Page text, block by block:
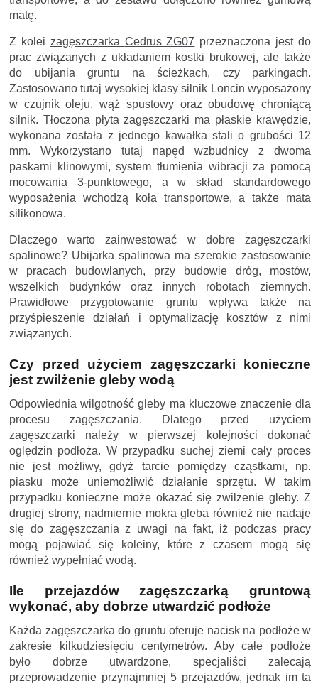
matę.
Z kolei zagęszczarka Cedrus ZG07 przeznaczona jest do
prac związanych z układaniem kostki brukowej, ale także
do ubijania gruntu na ścieżkach, czy parkingach.
Zastosowano tutaj wysokiej klasy silnik Loncin wyposażony
w czujnik oleju, wąż spustowy oraz obudowę chroniącą
silnik. Tłoczona płyta zagęszczarki ma płaskie krawędzie,
wykonana została z jednego kawałka stali o grubości 12
mm. Wykorzystano tutaj napęd wzbudnicy z dwoma
paskami klinowymi, system tłumienia wibracji za pomocą
mocowania 3-punktowego, a w skład standardowego
wyposażenia wchodzą koła transportowe, a także mata
silikonowa.
Dlaczego warto zainwestować w dobre zagęszczarki
spalinowe? Ubijarka spalinowa ma szerokie zastosowanie
w pracach budowlanych, przy budowie dróg, mostów,
wszelkich budynków oraz innych robotach ziemnych.
Prawidłowe przygotowanie gruntu wpływa także na
przyśpieszenie działań i optymalizację kosztów z nimi
związanych.
Czy przed użyciem zagęszczarki konieczne
jest zwilżenie gleby wodą
Odpowiednia wilgotność gleby ma kluczowe znaczenie dla
procesu zagęszczania. Dlatego przed użyciem
zagęszczarki należy w pierwszej kolejności dokonać
oględzin podłoża. W przypadku suchej ziemi cały proces
nie jest możliwy, gdyż tarcie pomiędzy cząstkami, np.
piasku może uniemożliwić działanie sprzętu. W takim
przypadku konieczne może okazać się zwilżenie gleby. Z
drugiej strony, nadmiernie mokra gleba również nie nadaje
się do zagęszczania z uwagi na fakt, iż podczas pracy
mogą pojawiać się koleiny, które z czasem mogą się
również wypełniać wodą.
Ile przejazdów zagęszczarką gruntową
wykonać, aby dobrze utwardzić podłoże
Każda zagęszczarka do gruntu oferuje nacisk na podłoże w
zakresie kilkudziesięciu centymetrów. Aby całe podłoże
było dobrze utwardzone, specjaliści zalecają
przeprowadzenie przynajmniej 5 przejazdów, jednak im ta